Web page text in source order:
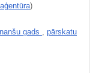
)
gads
pārskatu